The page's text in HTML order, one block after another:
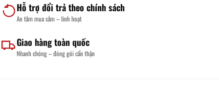
Hỗ trợ đổi trả theo chính sách
An tâm mua sắm – linh hoạt
Giao hàng toàn quốc
Nhanh chóng – đóng gói cẩn thận